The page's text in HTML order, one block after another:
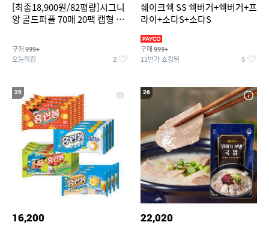
[최종18,900원/82평량]시그니
앙 골드퍼플 70매 20팩 캡형 아
구매 999+
오늘의집 2
쉐이크쉑 SS 쉑버거+쉑버거+프
라이+소다S+소다S
구매 999+
11번가 쇼킹딜 5
25
16,200
26
22,020